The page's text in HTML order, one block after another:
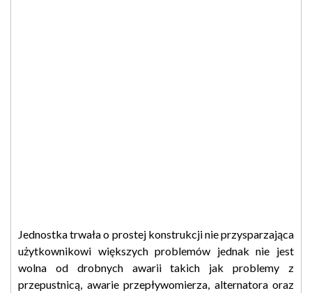
Jednostka trwała o prostej konstrukcji nie przysparzająca
użytkownikowi większych problemów jednak nie jest
wolna od drobnych awarii takich jak problemy z
przepustnicą, awarie przepływomierza, alternatora oraz